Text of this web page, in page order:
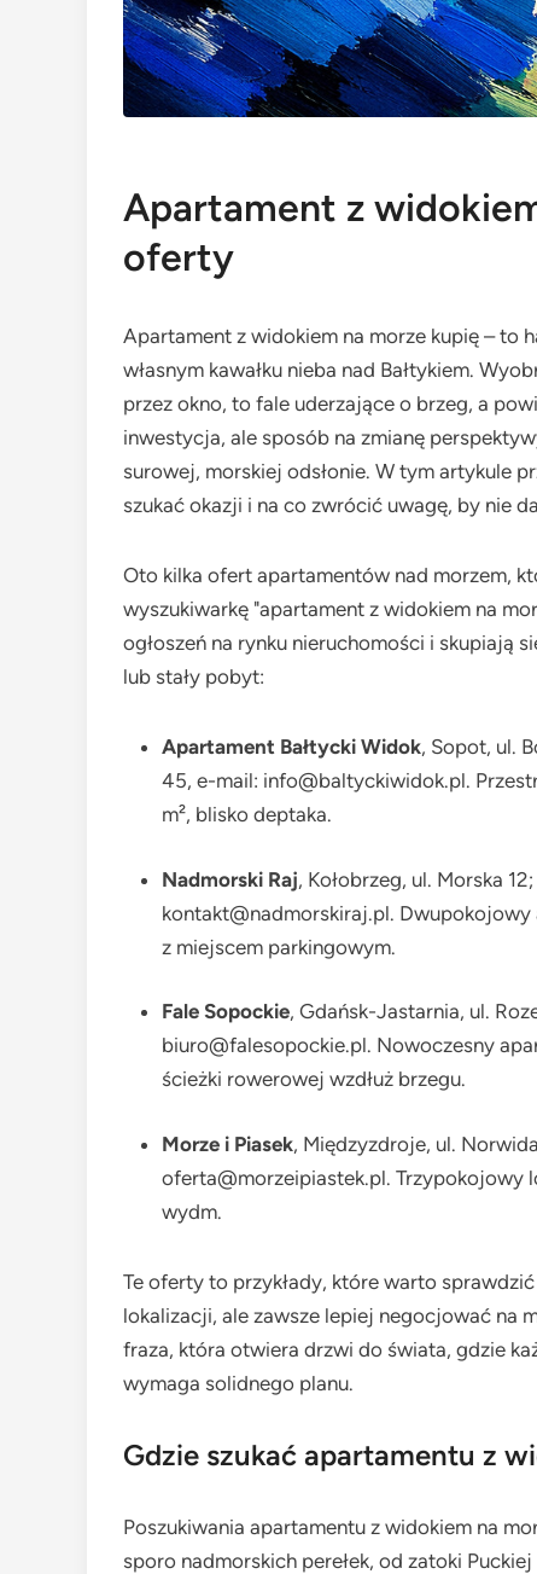
Apartament z
oferty
Apartament z widokiem na morze kupię – to
własnym kawałku nieba nad Bałtykiem.
przez okno, to fale uderzające o brzeg, a
inwestycja, ale sposób na zmianę
surowej, morskiej odsłonie. W tym artykule
szukać okazji i na co zwrócić uwagę, by nie
Oto kilka ofert apartamentów nad morzem,
wyszukiwarkę "apartament z widokiem na
ogłoszeń na rynku nieruchomości i skupiają
lub stały pobyt:
Apartament Bałtycki Widok, Sopot, ul.
45, e-mail: info@baltyckiwidok.pl.
m², blisko deptaka.
Nadmorski Raj, Kołobrzeg, ul. Morska
kontakt@nadmorskiraj.pl. Dwupokojowy
z miejscem parkingowym.
Fale Sopockie, Gdańsk-Jastarnia, ul.
biuro@falesopockie.pl. Nowoczesny
ścieżki rowerowej wzdłuż brzegu.
Morze i Piasek, Międzyzdroje, ul.
oferta@morzeipiastek.pl. Trzypokojowy
wydm.
Te oferty to przykłady, które warto
lokalizacji, ale zawsze lepiej negocjować na
fraza, która otwiera drzwi do świata, gdzie
wymaga solidnego planu.
Gdzie szukać apartamentu z
Poszukiwania apartamentu z widokiem na
sporo nadmorskich perełek, od zatoki